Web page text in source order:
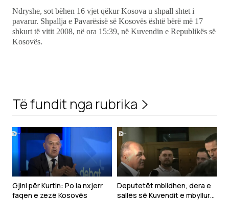
Ndryshe, sot bëhen 16 vjet qëkur Kosova u shpall shtet i
pavarur. Shpallja e Pavarësisë së Kosovës është bërë më 17
shkurt të vitit 2008, në ora 15:39, në Kuvendin e Republikës së
Kosovës.
Të fundit nga rubrika
Gjini për Kurtin: Po ia nxjerr
faqen e zezë Kosovës
Deputetët mblidhen, dera e
sallës së Kuvendit e mbyllur